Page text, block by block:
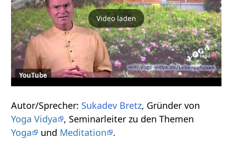
Video laden
YouTube
Autor/Sprecher: Sukadev Bretz, Gründer von
Yoga Vidya
, Seminarleiter zu den Themen
Yoga
und Meditation .